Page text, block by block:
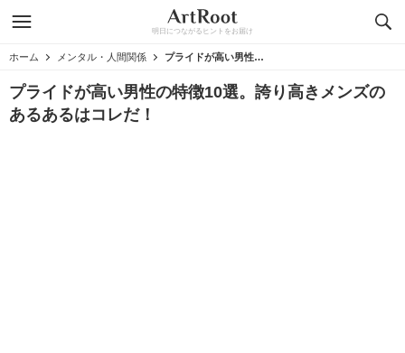
明日につながるヒントをお届け
ホーム メンタル・人間関係 プライドが高い男性の特徴10選。誇り高きメンズのあるあるはコレだ！
プライドが高い男性の特徴10選。誇り高きメンズの
あるあるはコレだ！